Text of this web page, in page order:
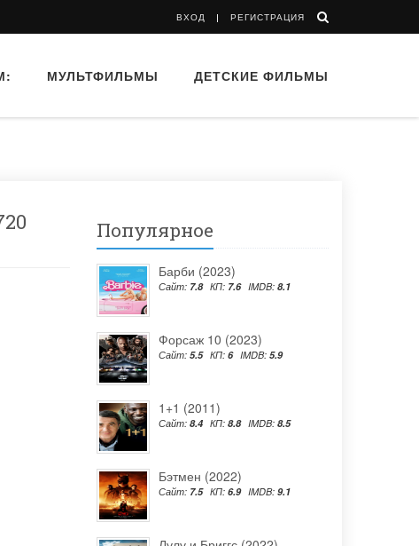
ВХОД РЕГИСТРАЦИЯ
МУЛЬТФИЛЬМЫ ДЕТСКИЕ ФИЛЬМЫ
Популярное
Барби (2023)
Сайт: 7.8 КП: 7.6 IMDB: 8.1
Форсаж 10 (2023)
Сайт: 5.5 КП: 6 IMDB: 5.9
1+1 (2011)
Сайт: 8.4 КП: 8.8 IMDB: 8.5
Бэтмен (2022)
Сайт: 7.5 КП: 6.9 IMDB: 9.1